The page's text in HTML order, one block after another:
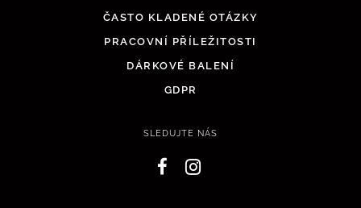
ČASTO KLADENÉ OTÁZKY
PRACOVNÍ PŘÍLEŽITOSTI
DÁRKOVÉ BALENÍ
GDPR
SLEDUJTE NÁS